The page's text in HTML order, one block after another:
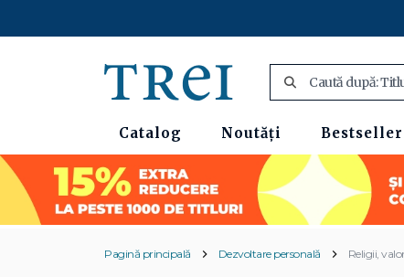
Catalog Noutăți Bestseller
Pagină principală Dezvoltare personală Religii,